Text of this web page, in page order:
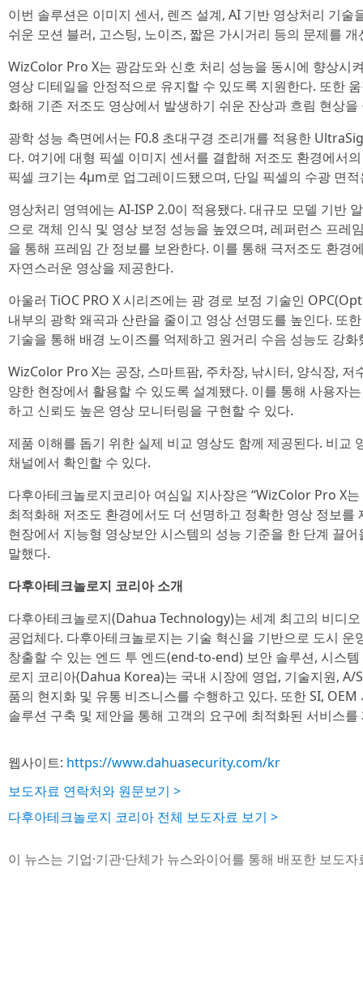
이번 솔루션은 이미지 센서, 렌즈 설계, AI 기반 영상처리 기술
쉬운 모션 블러, 고스팅, 노이즈, 짧은 가시거리 등의 문제를
WizColor Pro X는 광감도와 신호 처리 성능을 동시에 향상시
영상 디테일을 안정적으로 유지할 수 있도록 지원한다. 또한
화해 기존 저조도 영상에서 발생하기 쉬운 잔상과 흐림 현상
광학 성능 측면에서는 F0.8 초대구경 조리개를 적용한
다. 여기에 대형 픽셀 이미지 센서를 결합해 저조도 환경에서
픽셀 크기는 4μm로 업그레이드됐으며, 단일 픽셀의 수광 면
영상처리 영역에는 AI-ISP 2.0이 적용됐다. 대규모 모델 기반
으로 객체 인식 및 영상 보정 성능을 높였으며, 레퍼런스 프레
을 통해 프레임 간 정보를 보완한다. 이를 통해 극저조도 환경
자연스러운 영상을 제공한다.
아울러 TiOC PRO X 시리즈에는 광 경로 보정 기술인
내부의 광학 왜곡과 산란을 줄이고 영상 선명도를 높인다. 또
기술을 통해 배경 노이즈를 억제하고 원거리 수음 성능도 강화
WizColor Pro X는 공장, 스마트팜, 주차장, 낚시터, 양식장, 저
양한 현장에서 활용할 수 있도록 설계됐다. 이를 통해 사용자
하고 신뢰도 높은 영상 모니터링을 구현할 수 있다.
제품 이해를 돕기 위한 실제 비교 영상도 함께 제공된다. 비교
채널에서 확인할 수 있다.
다후아테크놀로지코리아 여심일 지사장은 “WizColor Pro X
최적화해 저조도 환경에서도 더 선명하고 정확한 영상 정보를
현장에서 지능형 영상보안 시스템의 성능 기준을 한 단계 끌
말했다.
다후아테크놀로지 코리아 소개
다후아테크놀로지(Dahua Technology)는 세계 최고의 비디
공업체다. 다후아테크놀로지는 기술 혁신을 기반으로 도시 운
창출할 수 있는 엔드 투 엔드(end-to-end) 보안 솔루션, 시스
로지 코리아(Dahua Korea)는 국내 시장에 영업, 기술지원, A/
품의 현지화 및 유통 비즈니스를 수행하고 있다. 또한 SI,
솔루션 구축 및 제안을 통해 고객의 요구에 최적화된 서비스를
웹사이트: https://www.dahuasecurity.com/kr
보도자료 연락처와 원문보기 >
다후아테크놀로지 코리아 전체 보도자료 보기 >
이 뉴스는 기업·기관·단체가 뉴스와이어를 통해 배포한 보도